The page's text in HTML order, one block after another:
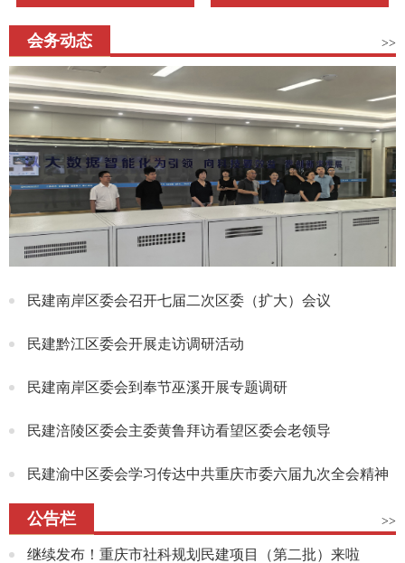
会务动态 >>
民建南岸区委会召开七届二次区委（扩大）会议
民建黔江区委会开展走访调研活动
民建南岸区委会到奉节巫溪开展专题调研
民建涪陵区委会主委黄鲁拜访看望区委会老领导
民建渝中区委会学习传达中共重庆市委六届九次全会精神
公告栏 >>
继续发布！重庆市社科规划民建项目（第二批）来啦